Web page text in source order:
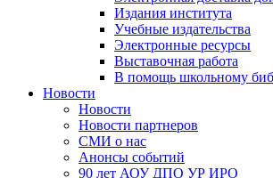
Издания института
Учебные издательства
Электронные ресурсы
Выставочная работа
В помощь школьному
Новости
Новости
Новости партнеров
СМИ о нас
Анонсы событий
90 лет АОУ ДПО УР ИРО